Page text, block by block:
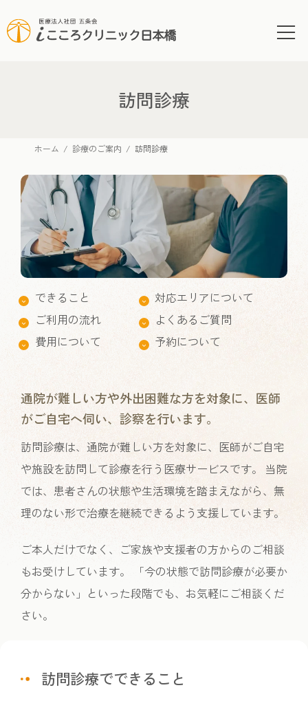
ン
テ
ビ
ゲ
訪問診療
ホーム 診療のご案内 訪問診療
できること
ご利用の流れ
費用について
対応エリアについて
よくあるご質問
予約について
通院が難しい方や外出困難な方を対象に、医師
がご自宅へ伺い、診察を行います。
訪問診療は、通院が難しい方を対象に、医師がご自宅
や施設を訪問して診療を行う医療サービスです。 当院
では、患者さんの状態や生活環境を踏まえながら、無
理のない形で治療を継続できるよう支援しています。
ご本人だけでなく、ご家族や支援者の方からのご相談
もお受けしています。 「今の状態で訪問診療が必要か
分からない」といった段階でも、お気軽にご相談くだ
さい。
訪問診療でできること